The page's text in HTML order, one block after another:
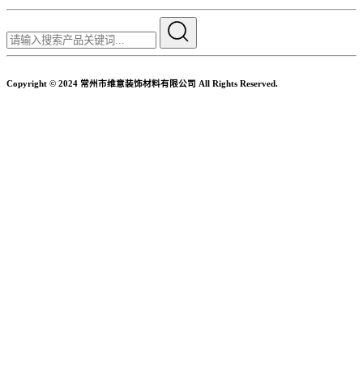
Copyright © 2024 常州市维意装饰材料有限公司 All Rights Reserved.